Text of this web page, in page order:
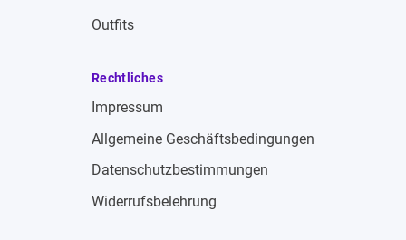
Outfits
Rechtliches
Impressum
Allgemeine Geschäftsbedingungen
Datenschutzbestimmungen
Widerrufsbelehrung